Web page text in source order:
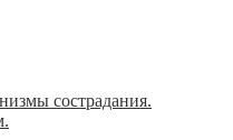
сострадания.